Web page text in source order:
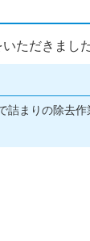
ただきまし
詰まりの除去